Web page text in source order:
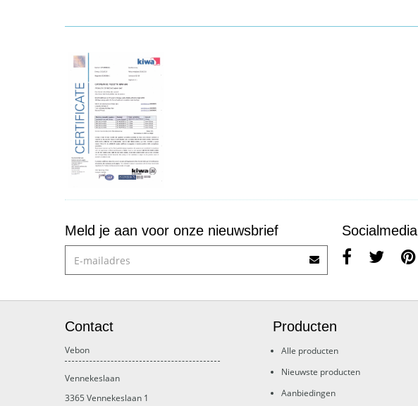
Meld je aan voor onze nieuwsbrief Socialmedia
Contact
Vebon
Vennekeslaan
3365 Vennekeslaan 1
Producten
Alle producten
Nieuwste producten
Aanbiedingen